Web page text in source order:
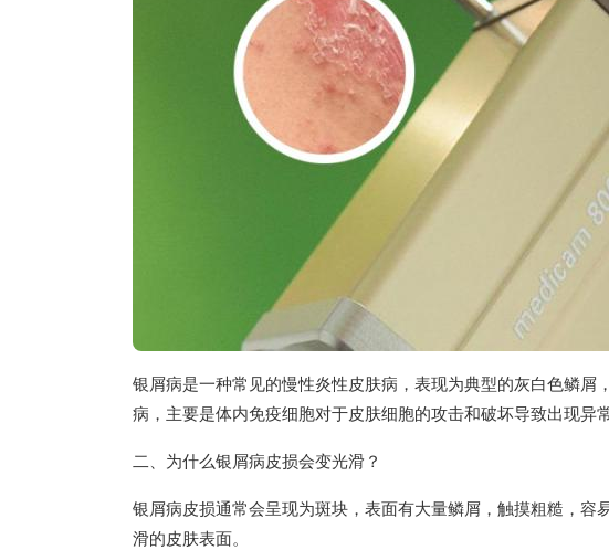
银屑病是一种常见的慢性炎性皮肤病，表现为典型的灰白色鳞
病，主要是体内免疫细胞对于皮肤细胞的攻击和破坏导致出现异
二、为什么银屑病皮损会变光滑？
银屑病皮损通常会呈现为斑块，表面有大量鳞屑，触摸粗糙，
滑的皮肤表面。